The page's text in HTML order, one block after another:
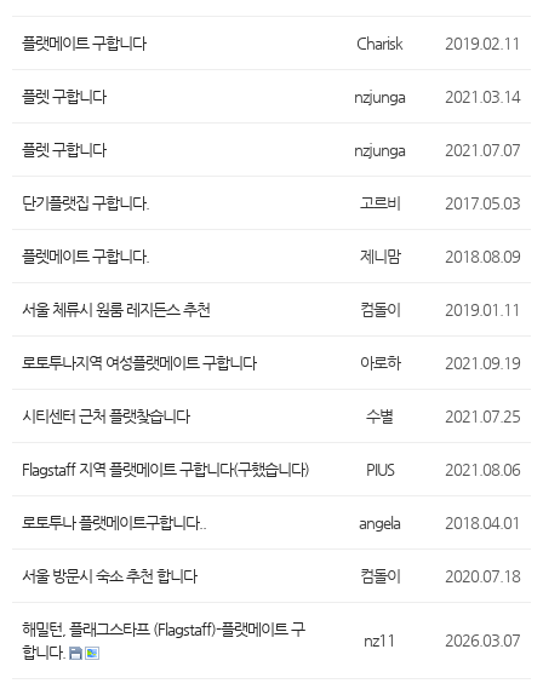
플랫메이트 구합니다 Charisk 2019.02.11
플렛 구합니다 nzjunga 2021.03.14
플렛 구합니다 nzjunga 2021.07.07
단기플랫집 구합니다. 고르비 2017.05.03
플렛메이트 구합니다. 제니맘 2018.08.09
서울 체류시 원룸 레지든스 추천 컴돌이 2019.01.11
로토투나지역 여성플랫메이트 구합니다 아로하 2021.09.19
시티센터 근처 플랫찾습니다 수별 2021.07.25
Flagstaff 지역 플랫메이트 구합니다(구했습니다) PIUS 2021.08.06
로토투나 플랫메이트구합니다.. angela 2018.04.01
서울 방문시 숙소 추천 합니다 컴돌이 2020.07.18
해밀턴, 플래그스타프 (Flagstaff)-플랫메이트 구
합니다.
nz11 2026.03.07